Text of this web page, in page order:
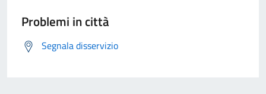
Problemi in città
Segnala disservizio